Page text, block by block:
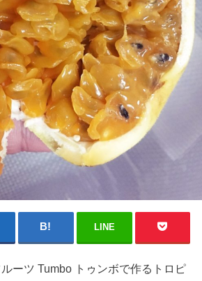
LINE
ーツ Tumbo トゥンボで作るトロピ